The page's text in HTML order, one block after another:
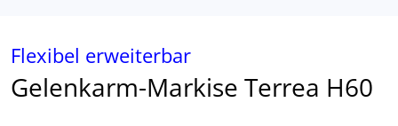
Flexibel erweiterbar
Gelenkarm-Markise Terrea H60